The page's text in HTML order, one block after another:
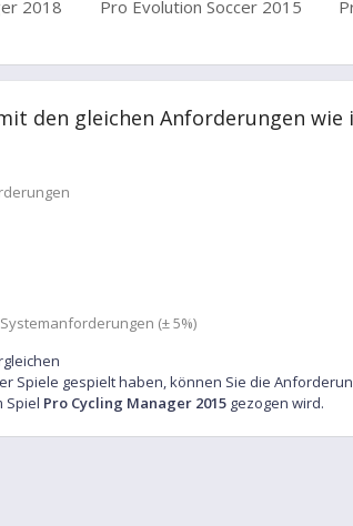
2018 Pro Evolution Soccer 2015
den gleichen Anforderungen wie
(± 5%)
Spiele gespielt haben, können Sie die
Spiel Pro Cycling Manager 2015 gezogen wird.